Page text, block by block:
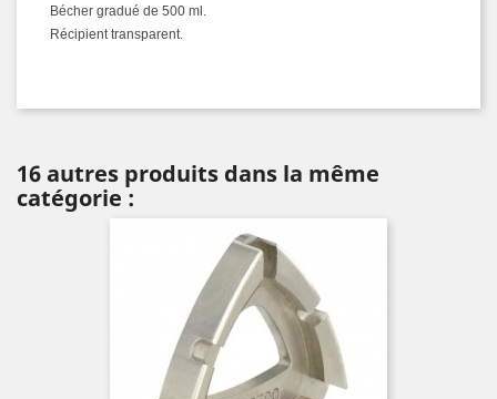
Bécher gradué de 500 ml.
Récipient transparent.
16 autres produits dans la même
catégorie :